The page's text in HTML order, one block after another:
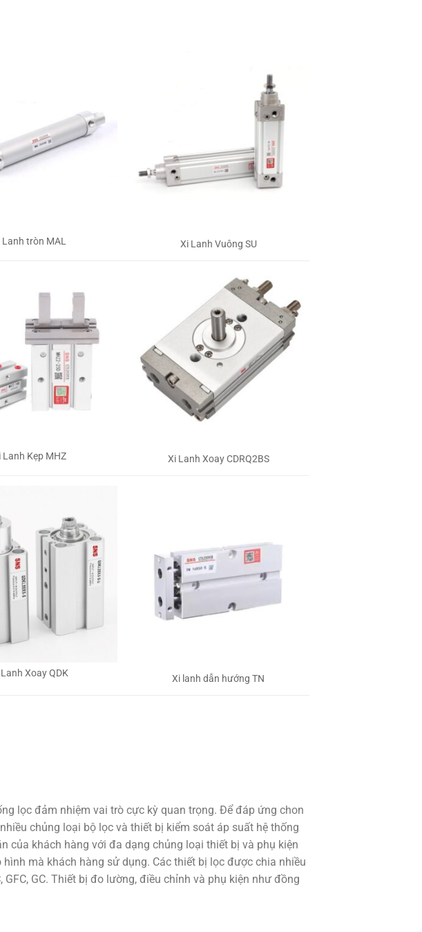
Lanh tròn MAL Xi Lanh Vuông SU
Lanh Kẹp MHZ Xi Lanh Xoay CDRQ2BS
Xoay QDK Xi lanh dẫn hướng TN
lọc đảm nhiệm vai trò cực kỳ quan trọng. Để đáp ứng chon
chủng loại bộ lọc và thiết bị kiểm soát áp suất hệ thống
của khách hàng với đa dạng chủng loại thiết bị và phụ kiện
mà khách hàng sử dụng. Các thiết bị lọc được chia nhiều
GFC, GC. Thiết bị đo lường, điều chỉnh và phụ kiện như đồng